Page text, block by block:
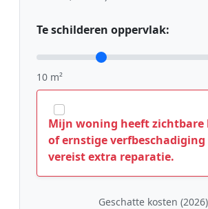
Te schilderen oppervlak:
10 m²
Mijn woning heeft
of ernstige verfbeschadiging
vereist extra reparatie.
Geschatte kosten